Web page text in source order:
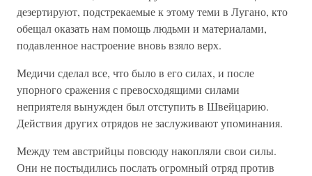
дезертируют, подстрекаемые к этому теми в Лугано, кто
обещал оказать нам помощь людьми и материалами,
подавленное настроение вновь взяло верх.
Медичи сделал все, что было в его силах, и после
упорного сражения с превосходящими силами
неприятеля вынужден был отступить в Швейцарию.
Действия других отрядов не заслуживают упоминания.
Между тем австрийцы повсюду накопляли свои силы.
Они не постыдились послать огромный отряд против